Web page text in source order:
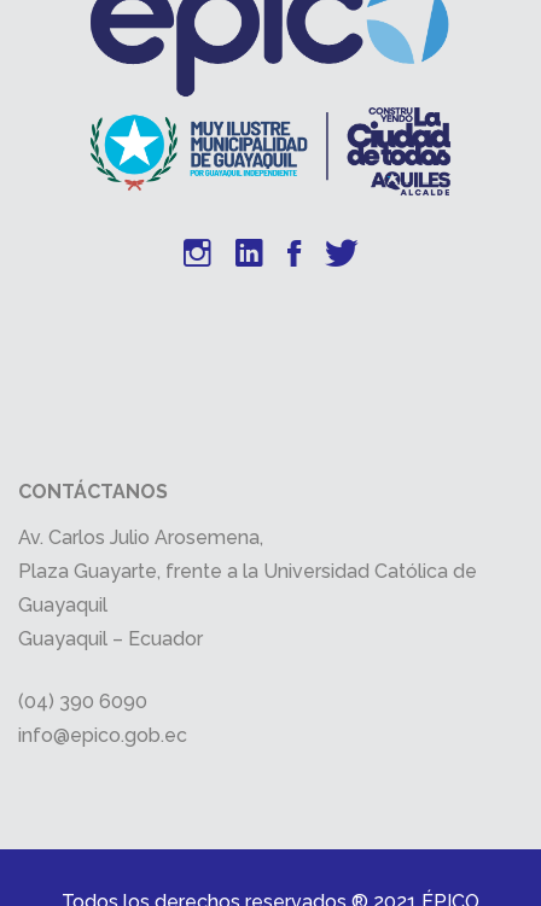
CONTÁCTANOS
Av. Carlos Julio Arosemena,
Plaza Guayarte, frente a la Universidad Católica de
Guayaquil
Guayaquil – Ecuador
(04) 390 6090
info@epico.gob.ec